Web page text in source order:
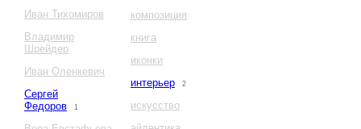
Иван Тихомиров
Владимир
Шрейдер
Иван Оленкевич
Сергей
Федоров
1
композиция
книга
иконки
интерьер
2
искусство